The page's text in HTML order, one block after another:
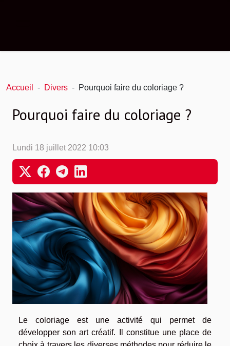
Accueil Divers Pourquoi faire du coloriage ?
Pourquoi faire du coloriage ?
Lundi 18 juillet 2022 10:03
Le coloriage est une activité qui permet de
développer son art créatif. Il constitue une place de